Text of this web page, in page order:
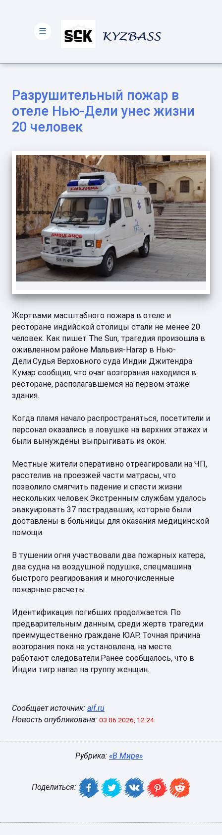
Разрушительный пожар в
отеле Нью-Дели унес жизни
20 человек
Жертвами масштабного пожара в отеле и
ресторане индийской столицы стали не менее 20
человек. Как пишет The Sun, трагедия произошла в
оживленном районе Мальвия-Нагар в Нью-
Дели.Судья Верховного суда Индии Джитендра
Кумар сообщил, что очаг возгорания находился в
ресторане, располагавшемся на первом этаже
здания.
Когда пламя начало распространяться, посетители и
персонал оказались в ловушке на верхних этажах и
были вынуждены выпрыгивать из окон.
Местные жители оперативно отреагировали на ЧП,
расстелив на проезжей части матрасы, что
позволило смягчить падение и спасти жизни
нескольких человек.Экстренным службам удалось
эвакуировать 37 пострадавших, которые были
доставлены в больницы для оказания медицинской
помощи.
В тушении огня участвовали два пожарных катера,
два судна на воздушной подушке, спецмашина
быстрого реагирования и многочисленные
пожарные расчеты.
Идентификация погибших продолжается. По
предварительным данным, среди жертв трагедии
преимущественно граждане ЮАР. Точная причина
возгорания пока не установлена, на месте
работают следователи.Ранее сообщалось, что в
Индии тигр напал на группу женщин.
Сообщает источник: aif.ru
Новость опубликована: 03.06.2026, 12:24
Рубрика: «В Мире»
Поделиться:
☰